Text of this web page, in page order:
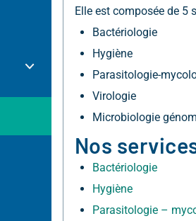
Elle est composée de 5
Bactériologie
Hygiène
Parasitologie-
Virologie
Microbiologie
Nos
Bactériologie
Hygiène
Parasitologie –